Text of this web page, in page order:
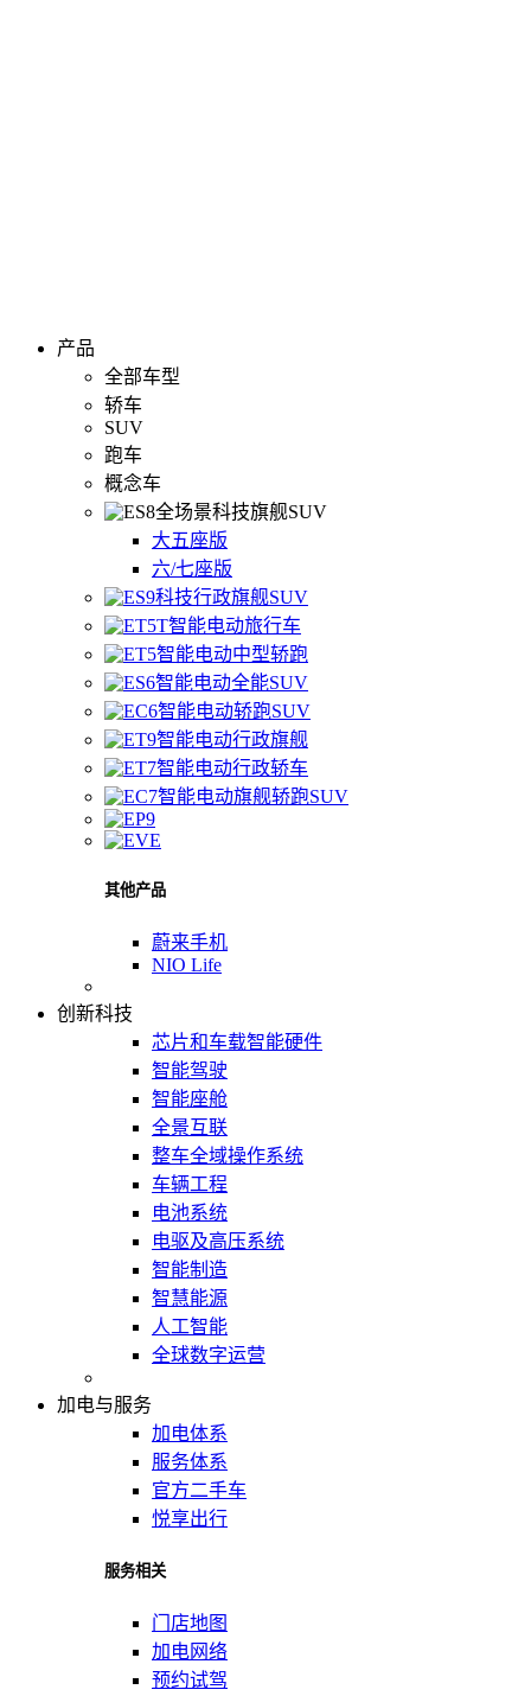
产品
全部车型
轿车
SUV
跑车
概念车
全场景科技旗舰SUV
大五座版
六/七座版
科技行政旗舰SUV
智能电动旅行车
智能电动中型轿跑
智能电动全能SUV
智能电动轿跑SUV
智能电动行政旗舰
智能电动行政轿车
智能电动旗舰轿跑SUV
其他产品
蔚来手机
NIO Life
创新科技
芯片和车载智能硬件
智能驾驶
智能座舱
全景互联
整车全域操作系统
车辆工程
电池系统
电驱及高压系统
智能制造
智慧能源
人工智能
全球数字运营
加电与服务
加电体系
服务体系
官方二手车
悦享出行
服务相关
门店地图
加电网络
预约试驾